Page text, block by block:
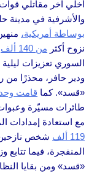
أُخلي آخر مقاتلي
والأشرفية في مدينة
بوساطة أمريكية،
نزوح أكثر من 140 ألف
السوري تعزيزات
ودير حافر، محذرًا
«قسد». كما قامت
طائرات مسيّرة
مع استعادة إمدادات
119 ألف
شخص نازحين
المنفجرة، فيما تتابع
«قسد» ومن بقايا